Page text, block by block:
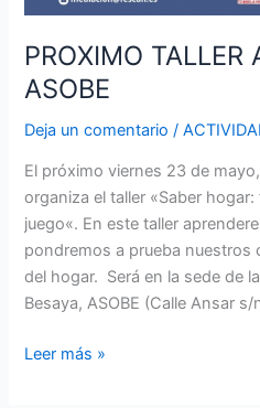
PROXIMO TALLER
ASOBE
Deja un comentario /
El próximo viernes 23 de
organiza el taller «Saber
juego«. En este taller
pondremos a prueba
del hogar. Será en la sede de
Besaya, ASOBE (Calle Ansar
Leer más »